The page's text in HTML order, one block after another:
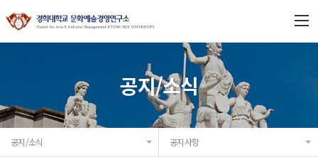
연구소 소개
공지/소식
공지/소식 공지사항